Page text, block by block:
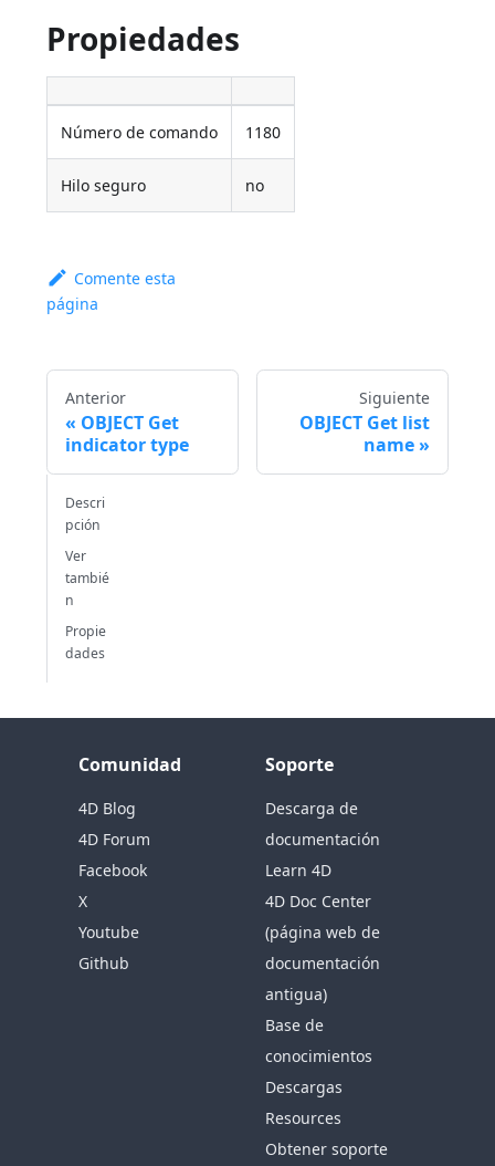
Propiedades
Número de comando 1180
Hilo seguro no
Comente esta
página
Anterior
OBJECT Get
indicator type
Siguiente
OBJECT Get list
name
Descri
pción
Ver
tambié
n
Propie
dades
Comunidad
4D Blog
4D Forum
Facebook
X
Youtube
Github
Soporte
Descarga de
documentación
Learn 4D
4D Doc Center
(página web de
documentación
antigua)
Base de
conocimientos
Descargas
Resources
Obtener soporte